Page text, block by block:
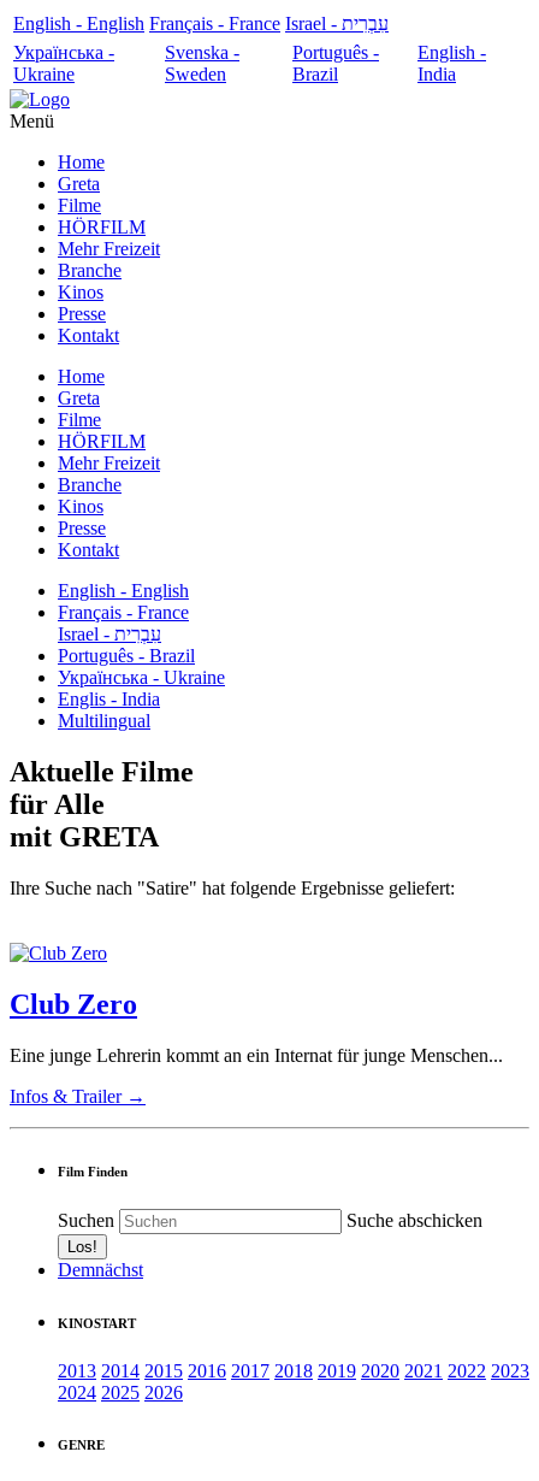
English - English Français - France
עִבְרִית - Israel
Українська -
Ukraine
Svenska -
Sweden
Português -
Brazil
English -
India
Menü
Home
Greta
Filme
HÖRFILM
Mehr Freizeit
Branche
Kinos
Presse
Kontakt
Home
Greta
Filme
HÖRFILM
Mehr Freizeit
Branche
Kinos
Presse
Kontakt
English - English
Français - France
עִבְרִית - Israel
Português - Brazil
Українська - Ukraine
Englis - India
Multilingual
Aktuelle Filme
für Alle
mit GRETA
Ihre Suche nach "Satire" hat folgende Ergebnisse geliefert:
Club Zero
Eine junge Lehrerin kommt an ein Internat für junge Menschen...
Infos & Trailer →
Film Finden
Suchen Suche abschicken
Demnächst
KINOSTART
2013 2014 2015 2016 2017 2018 2019 2020 2021 2022 2023
2024 2025 2026
GENRE